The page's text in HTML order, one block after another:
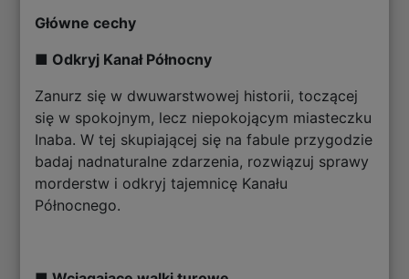
Główne cechy
■ Odkryj Kanał Północny
Zanurz się w dwuwarstwowej historii, toczącej
się w spokojnym, lecz niepokojącym miasteczku
Inaba. W tej skupiającej się na fabule przygodzie
badaj nadnaturalne zdarzenia, rozwiązuj sprawy
morderstw i odkryj tajemnicę Kanału
Północnego.